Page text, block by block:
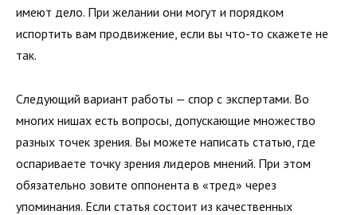
име­ют дело. При желании они могут и порядком
испортить вам продвижение, если вы что-то скажете не
так.
Следующий вариант работы — спор с экспертами. Во
многих нишах есть вопросы, допускающие множество
разных точек зрения. Вы можете написать статью, где
оспариваете точку зре­ния лидеров мнений. При этом
обязательно зовите оппонента в «тред» через
упоминания. Если статья состоит из качественных